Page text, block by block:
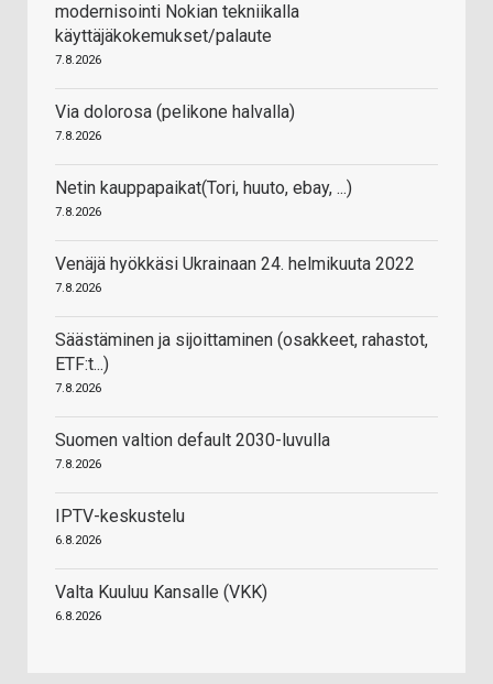
modernisointi Nokian tekniikalla
käyttäjäkokemukset/palaute
7.8.2026
Via dolorosa (pelikone halvalla)
7.8.2026
Netin kauppapaikat(Tori, huuto, ebay, ...)
7.8.2026
Venäjä hyökkäsi Ukrainaan 24. helmikuuta 2022
7.8.2026
Säästäminen ja sijoittaminen (osakkeet, rahastot,
ETF:t...)
7.8.2026
Suomen valtion default 2030-luvulla
7.8.2026
IPTV-keskustelu
6.8.2026
Valta Kuuluu Kansalle (VKK)
6.8.2026